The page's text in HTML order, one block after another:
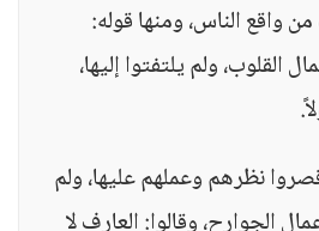
واقع الناس، ومنها قوله:
القلوب، ولم يلتفتوا إليها،
نظرهم وعملهم عليها، ولم